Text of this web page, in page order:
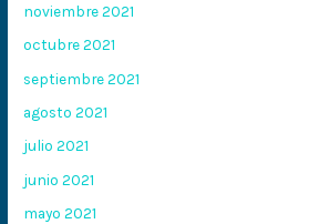
noviembre 2021
octubre 2021
septiembre 2021
agosto 2021
julio 2021
junio 2021
mayo 2021